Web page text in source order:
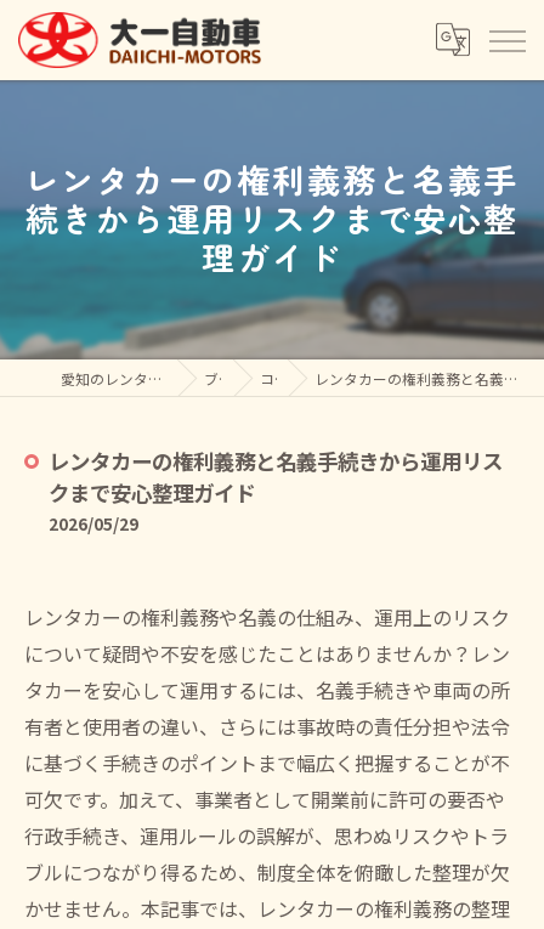
レンタカーの権利義務と名義手
続きから運用リスクまで安心整
理ガイド
愛知のレンタカーなら大一自動車(株) ブログ コラム レンタカーの権利義務と名義手続きから運用リスクまで安心整理ガイド
レンタカーの権利義務と名義手続きから運用リス
クまで安心整理ガイド
2026/05/29
レンタカーの権利義務や名義の仕組み、運用上のリスク
について疑問や不安を感じたことはありませんか？レン
タカーを安心して運用するには、名義手続きや車両の所
有者と使用者の違い、さらには事故時の責任分担や法令
に基づく手続きのポイントまで幅広く把握することが不
可欠です。加えて、事業者として開業前に許可の要否や
行政手続き、運用ルールの誤解が、思わぬリスクやトラ
ブルにつながり得るため、制度全体を俯瞰した整理が欠
かせません。本記事では、レンタカーの権利義務の整理